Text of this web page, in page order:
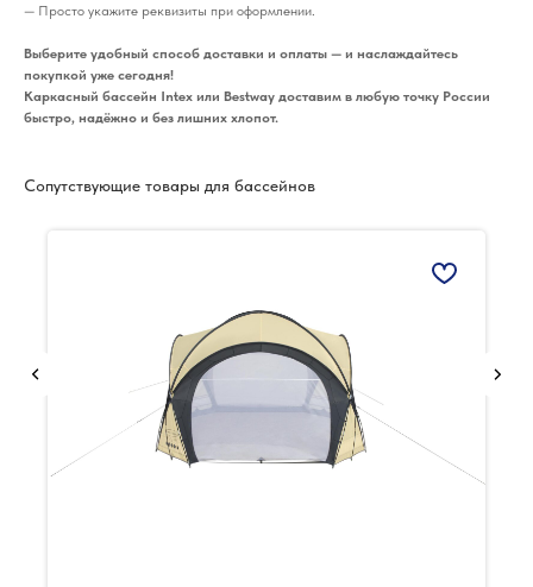
— Просто укажите реквизиты при оформлении.
Выберите удобный способ доставки и оплаты — и наслаждайтесь
покупкой уже сегодня!
Каркасный бассейн Intex или Bestway доставим в любую точку России
быстро, надёжно и без лишних хлопот.
Сопутствующие товары для бассейнов